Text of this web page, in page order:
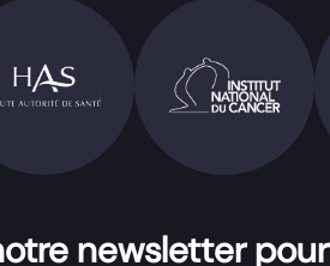
newsletter pour